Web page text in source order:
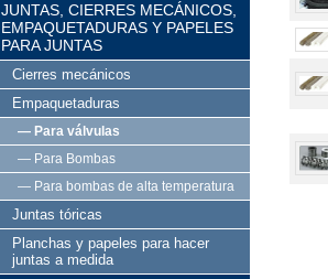
JUNTAS, CIERRES MECÁNICOS,
EMPAQUETADURAS Y PAPELES
PARA JUNTAS
Cierres mecánicos
Empaquetaduras
— Para válvulas
— Para Bombas
— Para bombas de alta temperatura
Juntas tóricas
Planchas y papeles para hacer
juntas a medida